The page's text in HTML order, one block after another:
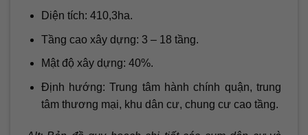
Diện tích: 410,3ha.
Tầng cao xây dựng: 3 – 18 tầng.
Mật độ xây dựng: 40%.
Định hướng: Trung tâm hành chính quận, trung
tâm thương mại, khu dân cư, chung cư cao tầng.